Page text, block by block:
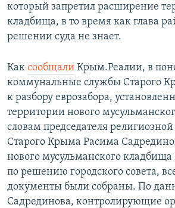
который запретил расширение
кладбища, в то время как глава
решении суда не знает.
Как сообщали Крым.Реалии, в
коммунальные службы Старого
к разбору еврозабора,
территории нового
словам председателя
Старого Крыма Расима
нового мусульманского
по решению городского совета,
документы были собраны. По
Садрединова, контролирующие